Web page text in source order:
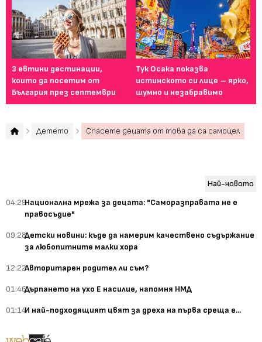
3 евтини дестинации,
които да посетим от
България през септември
Тук Осака показва
истинското си лице – ярко,
шумно и незабравимо
Детето Спасете децата от това да са самоцел
Най-новото
04:29Национална мрежа за децата: "Саморазправата не е
правосъдие"
09:28Детски новини: къде да намерим качествено съдържание
за любопитните малки хора
12:22Авторитарен родител ли съм?
01:46Дърпането на ухо Е насилие, напомня НМД
01:14И най-подходящият цвят за дреха на първа среща е...